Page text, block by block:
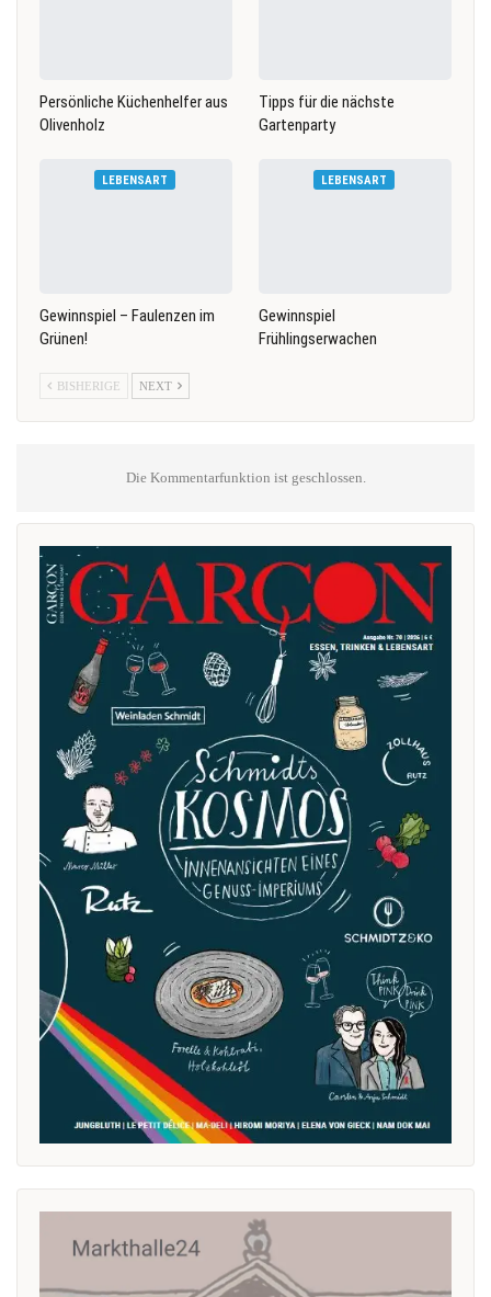
Persönliche Küchenhelfer aus
Olivenholz
Tipps für die nächste
Gartenparty
LEBENSART
Gewinnspiel – Faulenzen im
Grünen!
LEBENSART
Gewinnspiel
Frühlingserwachen
BISHERIGE NEXT
Die Kommentarfunktion ist geschlossen.